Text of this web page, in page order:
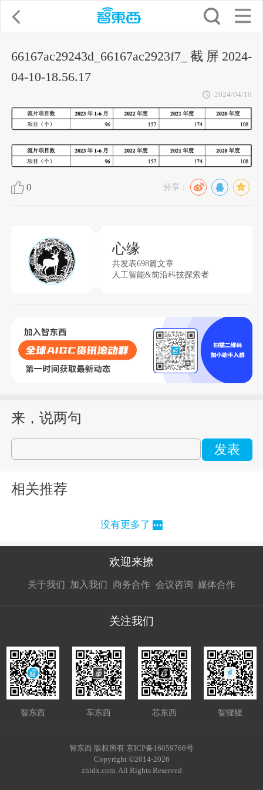
66167ac29243d_66167ac2923f7_截屏2024-
04-10-18.56.17
2024/04/10
0 分享：
心缘
共发表698篇文章
人工智能&前沿科技探索者
来，说两句
发表
相关推荐
没有更多了
欢迎来撩
关于我们 加入我们
接扔简历
商务合作
接开聊
会议咨询 媒体合作
接开聊
关注我们
智东西 车东西 芯东西 智猩猩
智东西 版权所有 京ICP备16059766号
Copyright ©2014-2026
zhidx.com. All Rights Reserved